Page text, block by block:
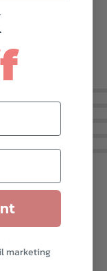
marketing